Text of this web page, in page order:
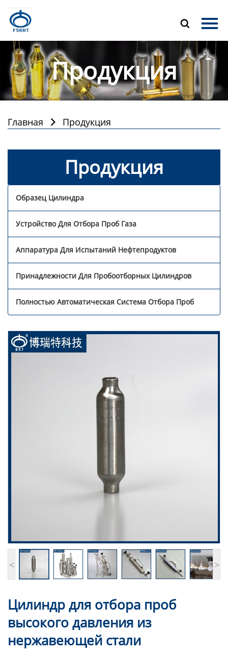

Главная
Продукция
О Нас
Новости
Продукция
Главная  Продукция
Продукция
Образец Цилиндра
Устройство Для Отбора Проб Газа
Аппаратура Для Испытаний Нефтепродуктов
Принадлежности Для Пробоотборных Цилиндров
Полностью Автоматическая Система Отбора Проб
< >
Цилиндр для отбора проб
высокого давления из
нержавеющей стали